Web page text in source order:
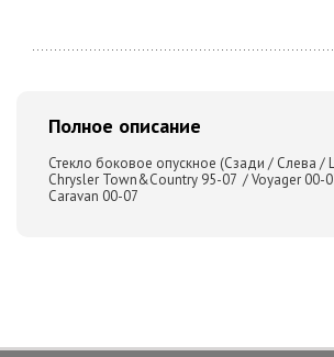
Полное описание
Стекло боковое опускное (Сзади / Слева /
Chrysler Town&Country 95-07 / Voyager 00-
Caravan 00-07